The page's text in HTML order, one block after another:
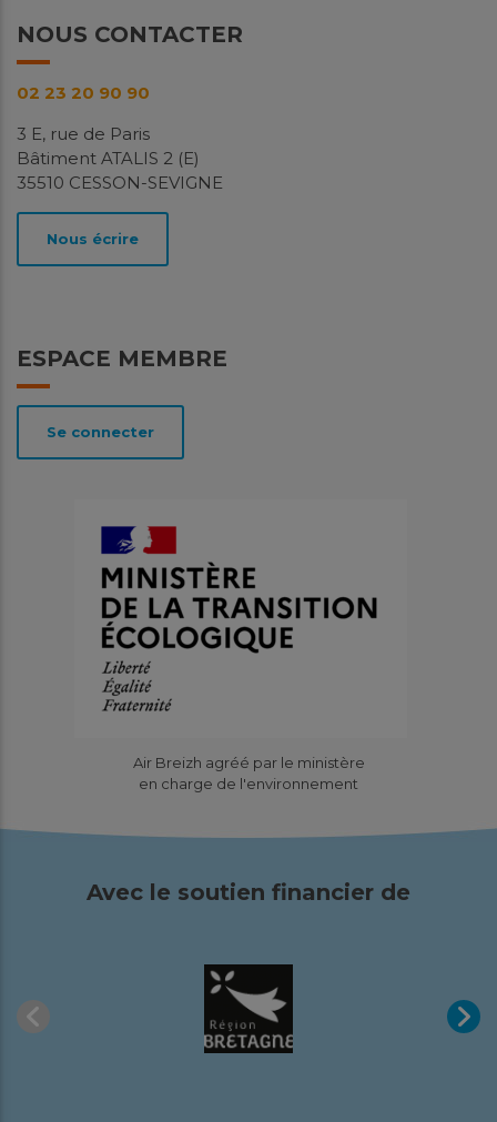
ESPACE MEMBRE
Se connecter
NOUS CONTACTER
02 23 20 90 90
3 E, rue de Paris
Bâtiment ATALIS 2 (E)
35510 CESSON-SEVIGNE
Nous écrire
Air Breizh agréé par le ministère
en charge de l'environnement
Avec le soutien financier de